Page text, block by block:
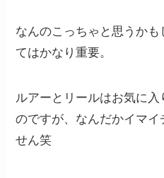
なんのこっちゃと思うか
てはかなり重要。
ルアーとリールはお気に
のですが、なんだかイマイ
せん笑